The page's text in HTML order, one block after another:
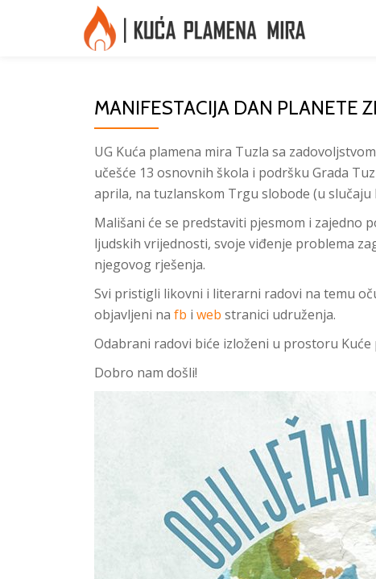
MANIFESTACIJA DAN PLANETE
UG Kuća plamena mira Tuzla sa
učešće 13 osnovnih škola i podršku Grada
aprila, na tuzlanskom Trgu slobode (u slučaju
Mališani će se predstaviti pjesmom i zajedno
ljudskih vrijednosti, svoje viđenje problema
njegovog rješenja.
Svi pristigli likovni i literarni radovi na temu
objavljeni na fb i web stranici udruženja.
Odabrani radovi biće izloženi u prostoru Kuće
Dobro nam došli!